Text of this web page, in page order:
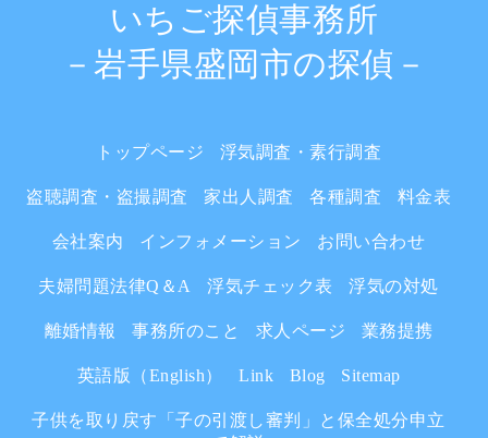
いちご探偵事務所
－岩手県盛岡市の探偵－
トップページ 浮気調査・素行調査
盗聴調査・盗撮調査 家出人調査 各種調査 料金表
会社案内 インフォメーション お問い合わせ
夫婦問題法律Q＆A 浮気チェック表 浮気の対処
離婚情報 事務所のこと 求人ページ 業務提携
英語版（English） Link Blog Sitemap
子供を取り戻す「子の引渡し審判」と保全処分申立